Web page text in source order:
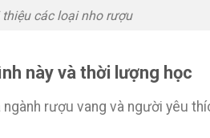
thiệu các loại nho rượu
này và thời lượng học
rượu vang và người yêu